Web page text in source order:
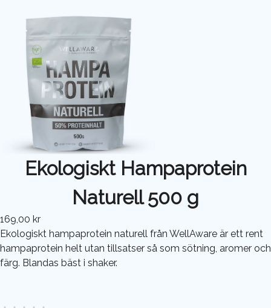
Ekologiskt Hampaprotein
Naturell 500 g
169,00 kr
Ekologiskt hampaprotein naturell från WellAware är ett rent
hampaprotein helt utan tillsatser så som sötning, aromer och
färg. Blandas bäst i shaker.